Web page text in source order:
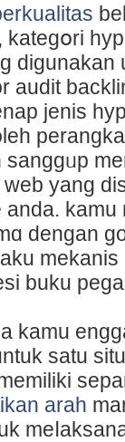
kategօri
audit
jenis
yang
dengan
buku
kamu
satu
arah